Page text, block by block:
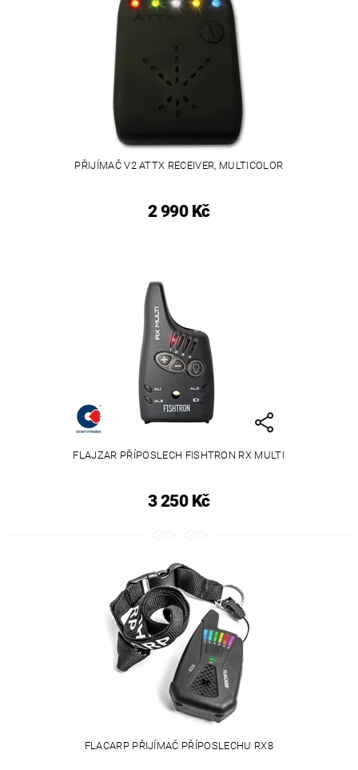
PŘIJÍMAČ V2 ATTX RECEIVER, MULTICOLOR
2 990 Kč
FLAJZAR PŘÍPOSLECH FISHTRON RX MULTI
3 250 Kč
FLACARP PŘIJÍMAČ PŘÍPOSLECHU RX8